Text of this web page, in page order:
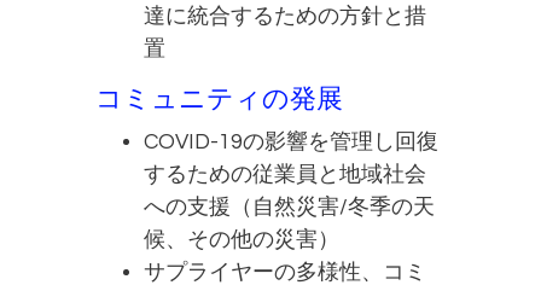
達に統合するための方針と措
置
コミュニティの発展
COVID-19の影響を管理し回復
するための従業員と地域社会
への支援（自然災害/冬季の天
候、その他の災害）
サプライヤーの多様性、コミ